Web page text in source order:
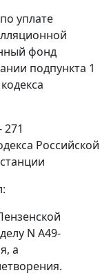
уплате
фонд
подпункта 1
271
Российской
N А49-
а